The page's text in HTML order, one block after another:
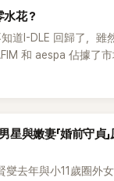
花？
道I-DLE 回歸了，雖
和 aespa 佔據了市
與嫩妻「婚前守貞
去年與小11歲圈外